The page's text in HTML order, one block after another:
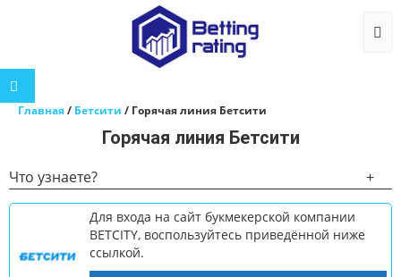
Главная/ Бетсити / Горячая линия Бетсити
Горячая линия Бетсити
Что узнаете? +
Для входа на сайт букмекерской компании
BETCITY, воспользуйтесь приведённой ниже
ссылкой.